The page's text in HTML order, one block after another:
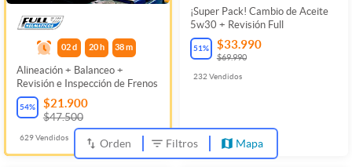
02 d 20 h 38m
Alineación + Balanceo +
Revisión e Inspección de Frenos
54% $21.900
$47.500
629Vendidos
¡Super Pack! Cambio de Aceite
5w30 + Revisión Full
51% $33.990
$69.990
232 Vendidos
Orden Filtros Mapa